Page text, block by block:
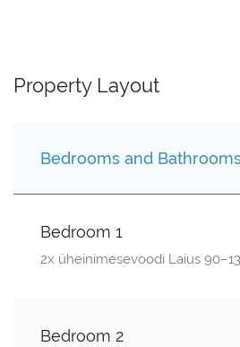
Property Layout
Bedrooms and
Bedroom 1
2x üheinimesevoodi Laius
Bedroom 2